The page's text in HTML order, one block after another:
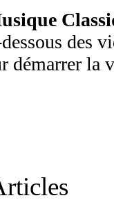
des
démarrer la